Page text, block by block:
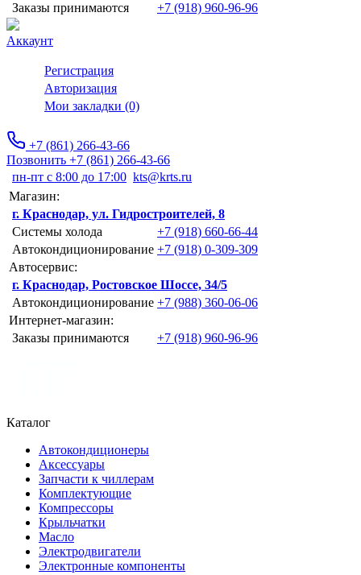
Заказы принимаются
+7 (918) 960-96-96
Аккаунт
Регистрация
Авторизация
Мои закладки (0)
+7 (861) 266-43-66
Позвонить +7 (861) 266-43-66
пн-пт с 8:00 до 17:00 kts@krts.ru
Магазин:
г. Краснодар, ул. Гидростроителей, 8
Системы холода
+7 (918) 660-66-44
Автокондиционирование +7 (918) 0-309-309
Автосервис:
г. Краснодар, Ростовское Шоссе, 34/5
Автокондиционирование +7 (988) 360-06-06
Интернет-магазин:
Заказы принимаются
+7 (918) 960-96-96
Каталог
Автокондиционеры
Аксессуары
Запчасти к чиллерам
Комплектующие
Компрессоры
Крыльчатки
Масло
Электродвигатели
Электронные компоненты